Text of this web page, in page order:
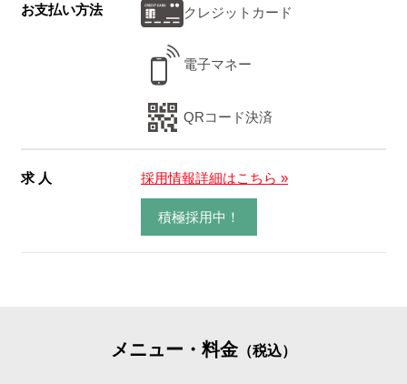
お支払い方法 クレジットカード
電子マネー
QRコード決済
求 人 採用情報詳細はこちら »
積極採用中！
メニュー・料金（税込）